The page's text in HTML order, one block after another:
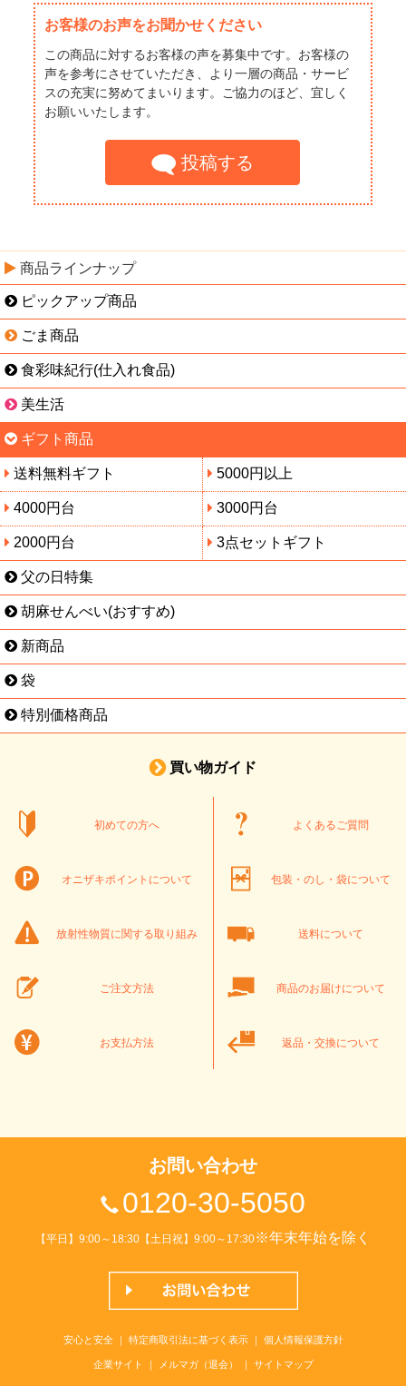
お客様のお声をお聞かせください
この商品に対するお客様の声を募集中です。お客様の
声を参考にさせていただき、より一層の商品・サービ
スの充実に努めてまいります。ご協力のほど、宜しく
お願いいたします。
投稿する
商品ラインナップ
ピックアップ商品
ごま商品
食彩味紀行(仕入れ食品)
美生活
ギフト商品
送料無料ギフト 5000円以上
4000円台 3000円台
2000円台 3点セットギフト
父の日特集
胡麻せんべい(おすすめ)
新商品
袋
特別価格商品
買い物ガイド
初めての方へ よくあるご質問
オニザキポイントについて 包装・のし・袋について
放射性物質に関する取り組み 送料について
ご注文方法 商品のお届けについて
お支払方法 返品・交換について
お問い合わせ
0120-30-5050
【平日】9:00～18:30【土日祝】9:00～17:30※年末年始を除く
安心と安全｜ 特定商取引法に基づく表示｜ 個人情報保護方針
企業サイト ｜ メルマガ（退会） ｜ サイトマップ